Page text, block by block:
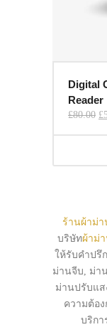
Digital
Reader
£80.00 £
ร้านผ้าม่า
บริษัทผ้าม่
ให้รับคำปรึ
ม่านจีบ, ม่า
ม่านปรับแส
ความต้อ
บริกา